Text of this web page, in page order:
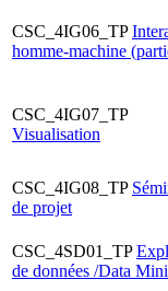
CSC_4IG06_TP
homme-machine
CSC_4IG07_TP
Visualisation
CSC_4IG08_TP
de projet
CSC_4SD01_TP
de données /Data